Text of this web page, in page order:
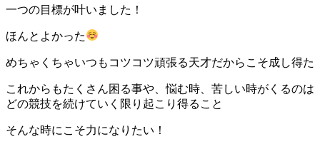
一つの目標が叶いました！
ほんとよかった
めちゃくちゃいつもコツコツ頑張る天才だからこそ成し得た
これからもたくさん困る事や、悩む時、苦しい時がくるのは
どの競技を続けていく限り起こり得ること
そんな時にこそ力になりたい！